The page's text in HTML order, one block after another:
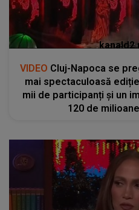
VIDEO Cluj-Napoca se
mai spectaculoasă
mii de participanți și un
120 de